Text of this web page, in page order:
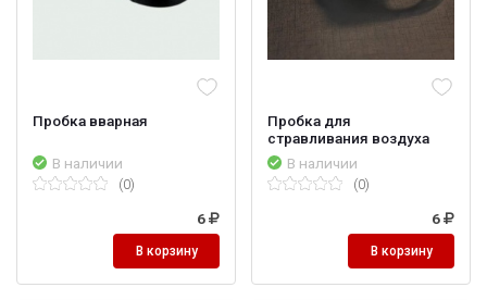
Пробка вварная
В наличии
(0)
6
В корзину
Пробка для
стравливания воздуха
В наличии
(0)
6
В корзину